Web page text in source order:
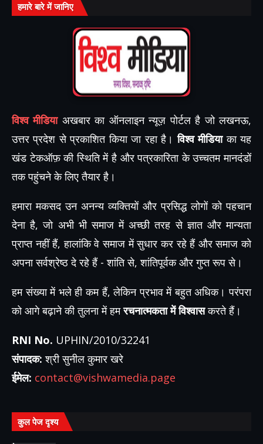
हमारे बारे में जानिए
विश्व मीडियाअखबार का ऑनलाइन न्यूज़ पोर्टल है जो लखनऊ,
उत्तर प्रदेश से प्रकाशित किया जा रहा है।विश्व मीडियाका यह
खंड टेकऑफ़ की स्थिति में है और पत्रकारिता के उच्चतम मानदंडों
तक पहुंचने के लिए तैयार है।
हमारा मकसद उन अनन्य व्यक्तियों और प्रसिद्ध लोगों को पहचान
देना है, जो अभी भी समाज में अच्छी तरह से ज्ञात और मान्यता
प्राप्त नहीं हैं, हालांकि वे समाज में सुधार कर रहे हैं और समाज को
अपना सर्वश्रेष्ठ दे रहे हैं - शांति से, शांतिपूर्वक और गुप्त रूप से।
हम संख्या में भले ही कम हैं, लेकिन प्रभाव में बहुत अधिक। परंपरा
को आगे बढ़ाने की तुलना में हमरचनात्मकता में विश्वासकरते हैं।
RNI No. UPHIN/2010/32241
संपादक: श्री सुनील कुमार खरे
ईमेल: contact@vishwamedia.page
कुल पेज दृश्य